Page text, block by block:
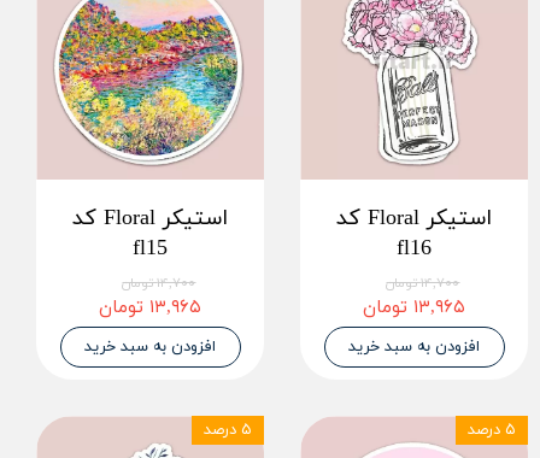
استیکر Floral کد
fl16
۱۴,۷۰۰ تومان
۱۳,۹۶۵ تومان
افزودن به سبد خرید
استیکر Floral کد
fl15
۱۴,۷۰۰ تومان
۱۳,۹۶۵ تومان
افزودن به سبد خرید
۵ درصد ۵ درصد